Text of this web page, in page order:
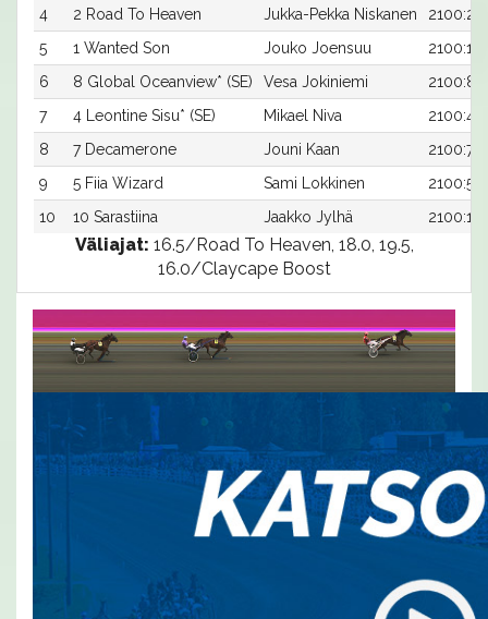
4
2 Road To Heaven Jukka-Pekka Niskanen
2100:2
5
1 Wanted Son Jouko Joensuu
2100:1
6
8 Global Oceanview* (SE) Vesa Jokiniemi
2100:8
7
4 Leontine Sisu* (SE) Mikael Niva
2100:4
8
7 Decamerone Jouni Kaan
2100:7
9
5 Fiia Wizard Sami Lokkinen
2100:5
10
10 Sarastiina Jaakko Jylhä 2100:10
Väliajat: 16.5/Road To Heaven, 18.0, 19.5,
16.0/Claycape Boost